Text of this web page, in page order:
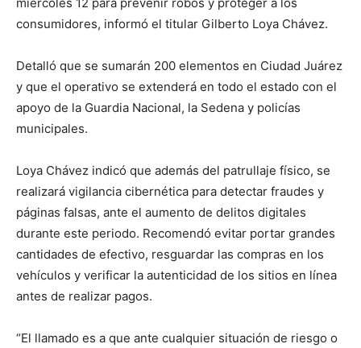
miércoles 12 para prevenir robos y proteger a los
consumidores, informó el titular Gilberto Loya Chávez.
Detalló que se sumarán 200 elementos en Ciudad Juárez
y que el operativo se extenderá en todo el estado con el
apoyo de la Guardia Nacional, la Sedena y policías
municipales.
Loya Chávez indicó que además del patrullaje físico, se
realizará vigilancia cibernética para detectar fraudes y
páginas falsas, ante el aumento de delitos digitales
durante este periodo. Recomendó evitar portar grandes
cantidades de efectivo, resguardar las compras en los
vehículos y verificar la autenticidad de los sitios en línea
antes de realizar pagos.
“El llamado es a que ante cualquier situación de riesgo o